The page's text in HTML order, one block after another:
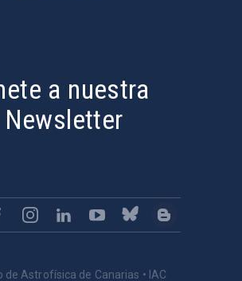
a nuestra
Newsletter
de Astrofísica de Canarias • IAC